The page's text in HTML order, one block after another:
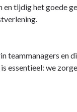
tijdig het goede
teammanagers
essentieel: we